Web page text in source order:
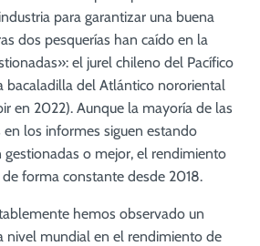
para garantizar una buena
dos pesquerías han caído en la
el jurel chileno del Pacífico
bacaladilla del Atlántico nororiental
en 2022). Aunque la mayoría de las
en los informes siguen estando
o mejor, el rendimiento
forma constante desde 2018.
hemos observado un
nivel mundial en el rendimiento de